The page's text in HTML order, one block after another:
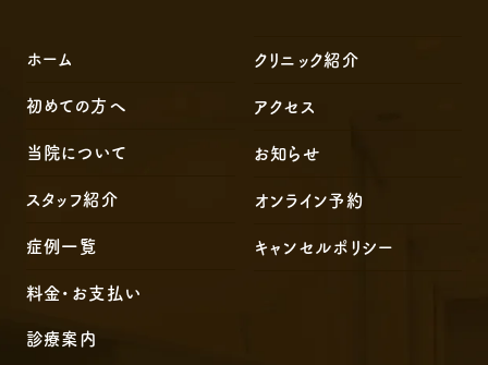
ホーム
初めての方へ
当院について
スタッフ紹介
症例一覧
料金・お支払い
クリニック紹介
アクセス
お知らせ
オンライン予約
キャンセルポリシー
診療案内